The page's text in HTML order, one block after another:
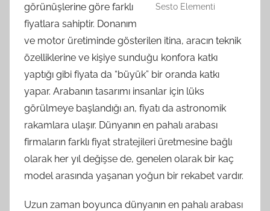
Sesto Elementi
görünüşlerine göre farklı
fiyatlara sahiptir. Donanım
ve motor üretiminde gösterilen itina, aracın teknik
özelliklerine ve kişiye sunduğu konfora katkı
yaptığı gibi fiyata da “büyük” bir oranda katkı
yapar. Arabanın tasarımı insanlar için lüks
görülmeye başlandığı an, fiyatı da astronomik
rakamlara ulaşır. Dünyanın en pahalı arabası
firmaların farklı fiyat stratejileri üretmesine bağlı
olarak her yıl değişse de, genelen olarak bir kaç
model arasında yaşanan yoğun bir rekabet vardır.
Uzun zaman boyunca dünyanın en pahalı arabası